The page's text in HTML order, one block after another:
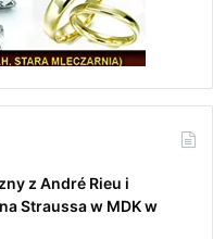
z André Rieu i
Straussa w MDK w